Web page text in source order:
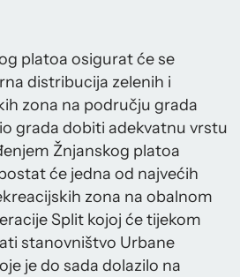
platoa osigurat će se
distribucija zelenih i
zona na području grada
grada dobiti adekvatnu vrstu
Žnjanskog platoa
će jedna od najvećih
zona na obalnom
Split kojoj će tijekom
stanovništvo Urbane
je do sada dolazilo na